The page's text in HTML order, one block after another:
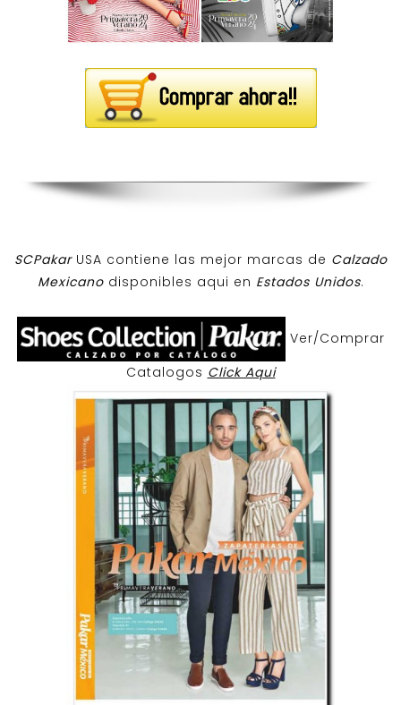
SCPakar USA contiene las mejor marcas de Calzado
Mexicanodisponibles aqui en Estados Unidos.
Ver/Comprar
Catalogos Click Aqui